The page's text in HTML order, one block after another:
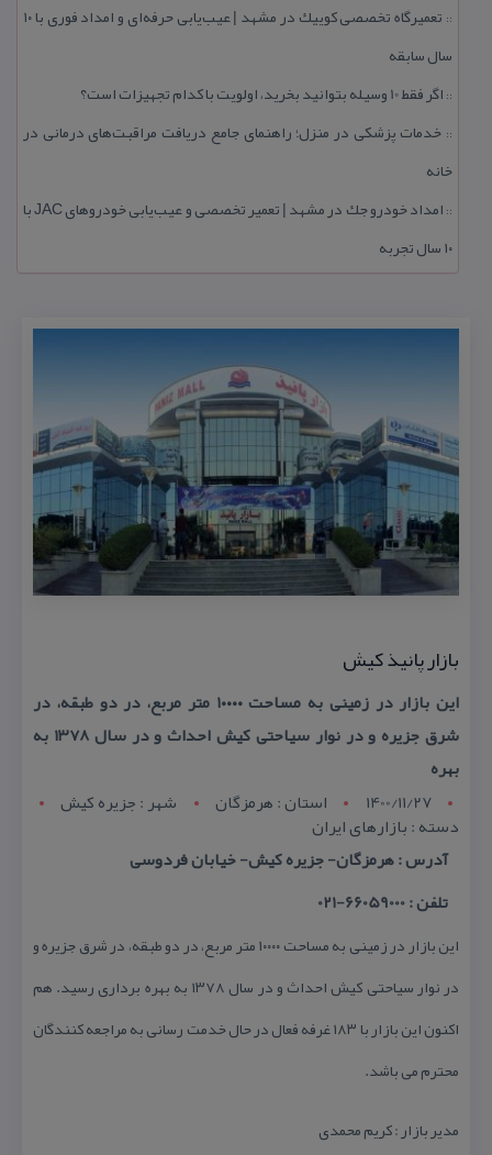
::
تعمیرگاه تخصصی كوییك در مشهد | عیب‌یابی حرفه‌ای و امداد فوری با ۱۰
سال سابقه
:: اگر فقط 10 وسیله بتوانید بخرید، اولویت با كدام تجهیزات است؟
:: خدمات پزشكی در منزل؛ راهنمای جامع دریافت مراقبت‌های درمانی در
خانه
::
امداد خودرو جك در مشهد | تعمیر تخصصی و عیب‌یابی خودروهای JAC با
۱۰ سال تجربه
بازار پانیذ كیش
این بازار در زمینی به مساحت ۱۰۰۰۰ متر مربع، در دو طبقه، در
شرق جزیره و در نوار سیاحتی كیش احداث و در سال ۱۳۷۸ به
بهره
1400/11/27
استان : هرمزگان شهر : جزيره کيش
دسته : بازارهای ایران
آدرس : هرمزگان- جزیره كیش- خیابان فردوسی
تلفن : 66059000-021
این بازار در زمینی به مساحت ۱۰۰۰۰ متر مربع، در دو طبقه، در شرق جزیره و
در نوار سیاحتی كیش احداث و در سال ۱۳۷۸ به بهره برداری رسید. هم
اكنون این بازار با ۱۸۳ غرفه فعال در حال خدمت رسانی به مراجعه كنندگان
محترم می باشد.
مدیر بازار : كریم محمدی